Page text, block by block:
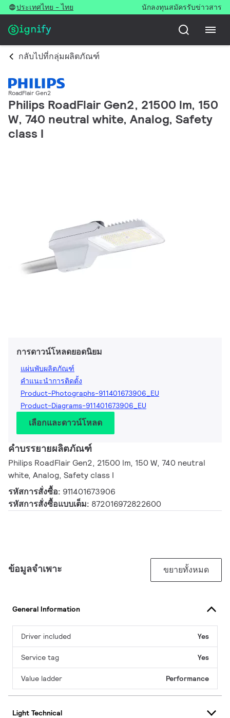
ประเทศไทย - ไทย นักลงทุนสมัครรับข่าวสาร
กลับไปที่กลุ่มผลิตภัณฑ์
RoadFlair Gen2
Philips RoadFlair Gen2, 21500 lm, 150
W, 740 neutral white, Analog, Safety
class I
การดาวน์โหลดยอดนิยม
แผ่นพับผลิตภัณฑ์
คำแนะนำการติดตั้ง
Product-Photographs-911401673906_EU
Product-Diagrams-911401673906_EU
เลือกและดาวน์โหลด
คำบรรยายผลิตภัณฑ์
Philips RoadFlair Gen2, 21500 lm, 150 W, 740 neutral
white, Analog, Safety class I
รหัสการสั่งซื้อ: 911401673906
รหัสการสั่งซื้อแบบเต็ม: 872016972822600
ข้อมูลจำเพาะ ขยายทั้งหมด
General Information
Driver included Yes
Service tag Yes
Value ladder Performance
Light Technical